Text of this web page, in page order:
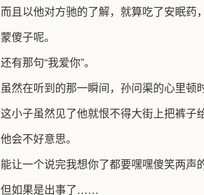
而且以他对方驰的了解，就算吃了安眠药
蒙傻子呢。
还有那句“我爱你”。
虽然在听到的那一瞬间，孙问渠的心里顿
这小子虽然见了他就恨不得大街上把裤子
他会不好意思。
能让一个说完我想你了都要嘿嘿傻笑两声
但如果是出事了……